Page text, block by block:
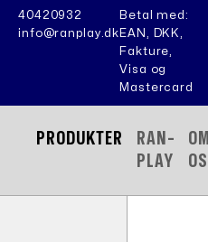
40420932
info@ranplay.dk
Betal med:
EAN, DKK,
Fakture,
Visa og
Mastercard
PRODUKTER
RAN-
PLAY
OM
OS